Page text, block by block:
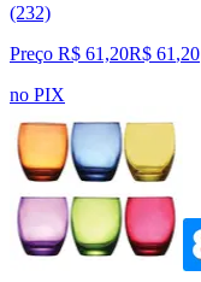
(232)
Preço R$ 61,20R$ 61 ,20
no PIX